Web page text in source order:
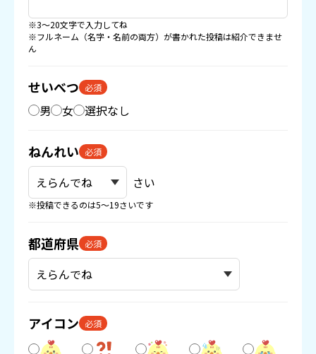
※3〜20文字で入力してね
※フルネーム（名字・名前の両方）が書かれた投稿は紹介できませ
ん
せいべつ 必須
男 女 選択なし
ねんれい 必須
さい
※投稿できるのは5〜19さいです
都道府県 必須
アイコン 必須